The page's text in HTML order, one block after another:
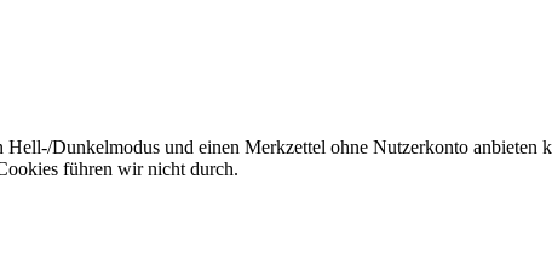
Dunkelmodus und einen Merkzettel ohne Nutzerkonto anbieten
führen wir nicht durch.